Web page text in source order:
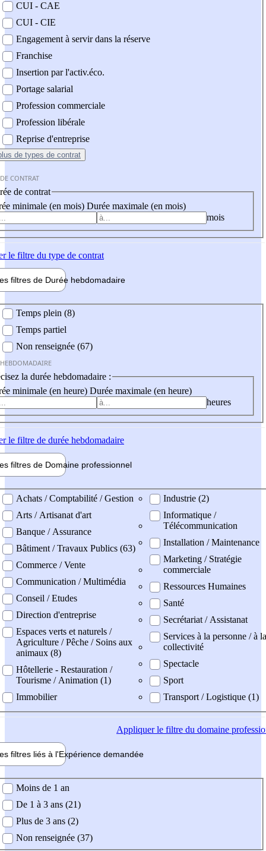
CUI - CAE
CUI - CIE
Engagement à servir dans la réserve
Franchise
Insertion par l'activ.éco.
Portage salarial
Profession commerciale
Profession libérale
Reprise d'entreprise
de types de contrat
CONTRAT
de contrat
minimale (en mois) Durée maximale (en mois)
mois
le filtre du type de contrat
filtres de Durée hebdomadaire
Temps plein (8)
Temps partiel
Non renseignée (67)
la durée hebdomadaire :
minimale (en heure) Durée maximale (en heure)
heures
le filtre de durée hebdomadaire
filtres de Domaine professionnel
professionel
Achats / Comptabilité / Gestion
Arts / Artisanat d'art
Banque / Assurance
Bâtiment / Travaux Publics (63)
Commerce / Vente
Communication / Multimédia
Conseil / Etudes
Direction d'entreprise
Espaces verts et naturels /
Agriculture / Pêche / Soins aux
animaux (8)
Hôtellerie - Restauration /
Tourisme / Animation (1)
Immobilier
Industrie (2)
Informatique /
Télécommunication
Installation / Maintenance
Marketing / Stratégie
commerciale
Ressources Humaines
Santé
Secrétariat / Assistanat
Services à la personne / à la
collectivité
Spectacle
Sport
Transport / Logistique (1)
Appliquerle filtre du domaine
filtres liés à l'Expérience demandée
demandée
Moins de 1 an
De 1 à 3 ans (21)
Plus de 3 ans (2)
Non renseignée (37)